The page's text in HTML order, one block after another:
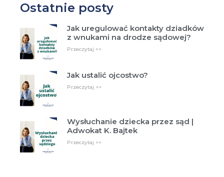
Ostatnie posty
Jak uregulować kontakty dziadków
z wnukami na drodze sądowej?
Przeczytaj >>
Jak ustalić ojcostwo?
Przeczytaj >>
Wysłuchanie dziecka przez sąd |
Adwokat K. Bajtek
Przeczytaj >>